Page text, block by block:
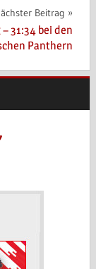
Beitrag
31:34 bei den
Panthern